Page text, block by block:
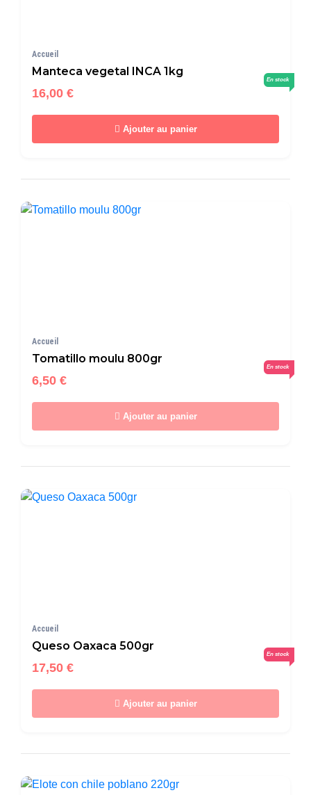
Accueil
Manteca vegetal INCA 1kg
16,00 €
En stock
Ajouter au panier
Accueil
Tomatillo moulu 800gr
6,50 €
En stock
Ajouter au panier
Accueil
Queso Oaxaca 500gr
17,50 €
En stock
Ajouter au panier